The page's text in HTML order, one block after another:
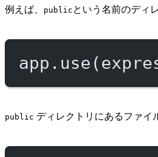
例えば、 public という名前のディ
app. use
public ディレクトリにあるファイ